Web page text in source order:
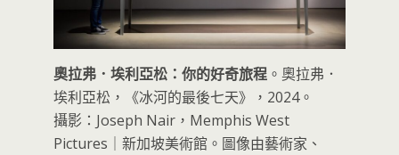
奧拉弗．埃利亞松：你的好奇旅程 。奧拉弗．
埃利亞松，《冰河的最後七天》，2024。
攝影：Joseph Nair，Memphis West
Pictures｜新加坡美術館。圖像由藝術家、